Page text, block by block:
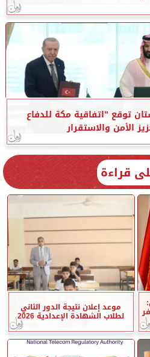
توقع ”اتفاقية مكة للدفاع
الأمن والاستقرار
قراءة
موعد إعلان نتيجة الدور الثاني
لطلاب الشهادة الإعدادية 2026